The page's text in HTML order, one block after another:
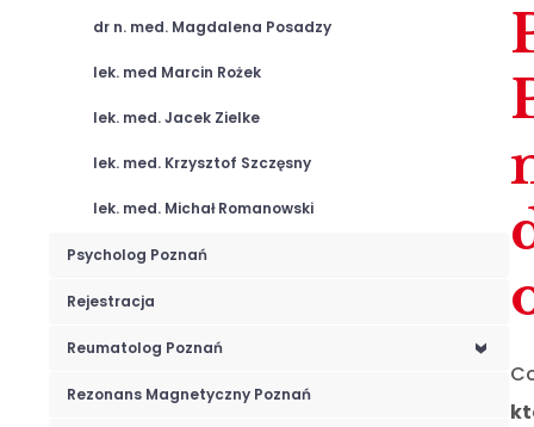
dr n. med. Magdalena Posadzy
lek. med Marcin Rożek
lek. med. Jacek Zielke
lek. med. Krzysztof Szczęsny
lek. med. Michał Romanowski
Psycholog Poznań
Rejestracja
<
Reumatolog Poznań
Rezonans Magnetyczny Poznań